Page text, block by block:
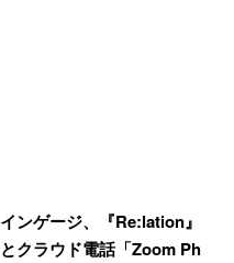
インゲージ、『Re:lation』
とクラウド電話「Zoom Ph